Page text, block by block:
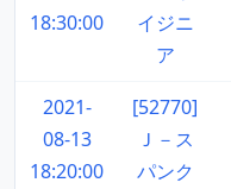
18:30:00
イジニ
ア
2021-
08-13
18:20:00
[52770]
Ｊ－ス
パンク